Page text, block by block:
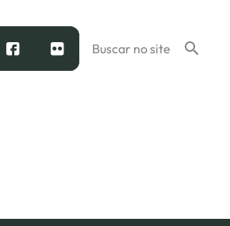
facebookflickr